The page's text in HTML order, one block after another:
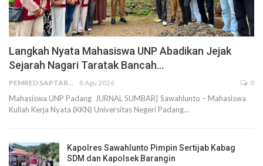
Langkah Nyata Mahasiswa UNP Abadikan Jejak
Sejarah Nagari Taratak Bancah…
PEMRED SAPTARIUS 8 Agu 2026 0
Mahasiswa UNP Padang JURNAL SUMBAR| Sawahlunto – Mahasiswa
Kuliah Kerja Nyata (KKN) Universitas Negeri Padang…
Kapolres Sawahlunto Pimpin Sertijab Kabag
SDM dan Kapolsek Barangin